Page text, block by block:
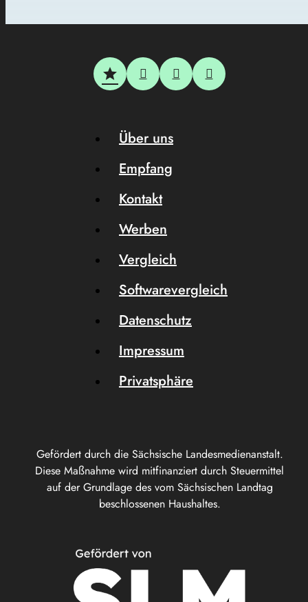
Gefördert durch die Sächsische Landesmedienanstalt.
Diese Maßnahme wird mitfinanziert durch Steuermittel
auf der Grundlage des vom Sächsischen Landtag
beschlossenen Haushaltes.
Über uns
Empfang
Kontakt
Werben
Vergleich
Softwarevergleich
Datenschutz
Impressum
Privatsphäre